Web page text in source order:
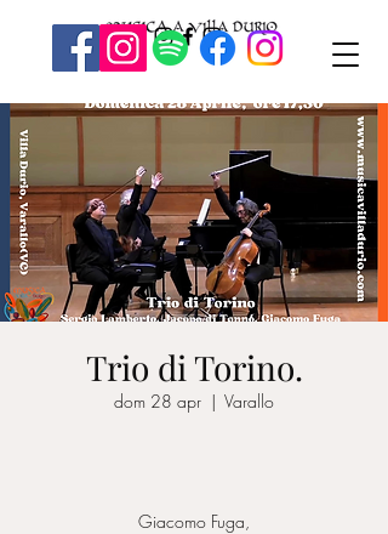
Trio di Torino.
dom 28 apr
  |
Varallo
Giacomo Fuga,